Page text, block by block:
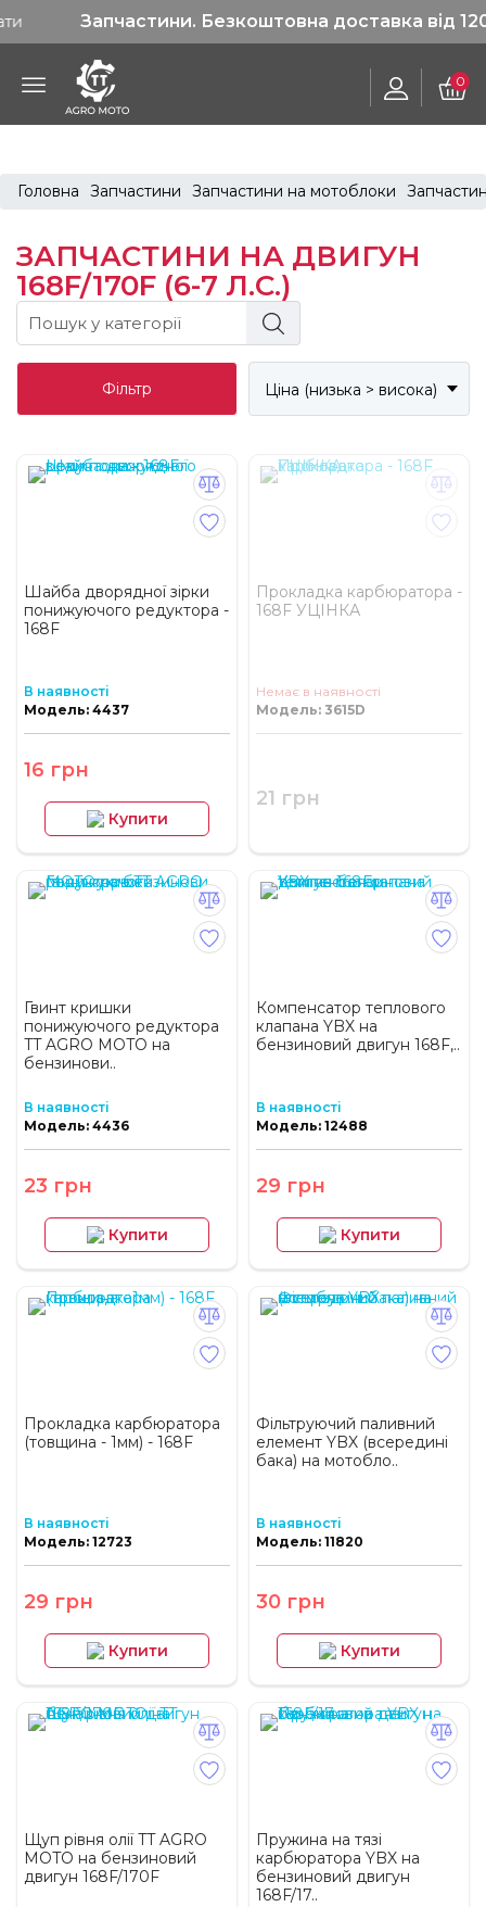
Запчастини. Безкоштовна доставка від 1200
0
Головна Запчастини Запчастини на мотоблоки
ЗАПЧАСТИНИ НА ДВИГУН
168F/170F (6-7 Л.С.)
Фільтр Ціна (низька > висока)
Шайба дворядної зірки
понижуючого редуктора -
168F
В наявності
Модель: 4437
16 грн
Купити
Прокладка карбюратора -
168F УЦІНКА
Немає в наявності
Модель: 3615D
21 грн
Гвинт кришки
понижуючого редуктора
TT AGRO MOTO на
бензинови..
В наявності
Модель: 4436
23 грн
Купити
Компенсатор теплового
клапана YBX на
бензиновий двигун 168F,..
В наявності
Модель: 12488
29 грн
Купити
Прокладка карбюратора
(товщина - 1мм) - 168F
В наявності
Модель: 12723
29 грн
Купити
Фільтруючий паливний
елемент YBX (всередині
бака) на мотобло..
В наявності
Модель: 11820
30 грн
Купити
Щуп рівня олії TT AGRO
MOTO на бензиновий
двигун 168F/170F
Пружина на тязі
карбюратора YBX на
бензиновий двигун
168F/17..